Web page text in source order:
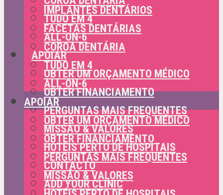
TUDO EM 4
ALL-ON-6
APOIAR
OBTER UM ORÇAMENTO MÉDICO
OBTER FINANCIAMENTO
PERGUNTAS MAIS FREQUENTES
MISSÃO & VALORES
HOTÉIS PERTO DE HOSPITAIS
CONTACTO
ADD YOUR CLINIC
IMPLANTES DENTÁRIOS
FACETAS DENTÁRIAS
COROA DENTÁRIA
TUDO EM 4
ALL-ON-6
APOIAR
OBTER UM ORÇAMENTO MÉDICO
OBTER FINANCIAMENTO
PERGUNTAS MAIS FREQUENTES
MISSÃO & VALORES